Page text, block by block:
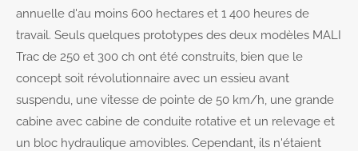
annuelle d'au moins 600 hectares et 1 400 heures de
travail. Seuls quelques prototypes des deux modèles MALI
Trac de 250 et 300 ch ont été construits, bien que le
concept soit révolutionnaire avec un essieu avant
suspendu, une vitesse de pointe de 50 km/h, une grande
cabine avec cabine de conduite rotative et un relevage et
un bloc hydraulique amovibles. Cependant, ils n'étaient